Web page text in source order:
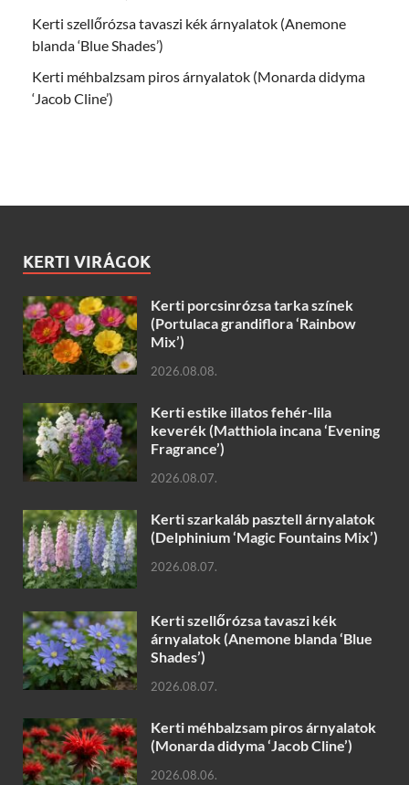
Kerti szellőrózsa tavaszi kék árnyalatok (Anemone
blanda ‘Blue Shades’)
Kerti méhbalzsam piros árnyalatok (Monarda didyma
‘Jacob Cline’)
KERTI VIRÁGOK
Kerti porcsinrózsa tarka színek
(Portulaca grandiflora ‘Rainbow
Mix’)
2026.08.08.
Kerti estike illatos fehér-lila
keverék (Matthiola incana ‘Evening
Fragrance’)
2026.08.07.
Kerti szarkaláb pasztell árnyalatok
(Delphinium ‘Magic Fountains Mix’)
2026.08.07.
Kerti szellőrózsa tavaszi kék
árnyalatok (Anemone blanda ‘Blue
Shades’)
2026.08.07.
Kerti méhbalzsam piros árnyalatok
(Monarda didyma ‘Jacob Cline’)
2026.08.06.